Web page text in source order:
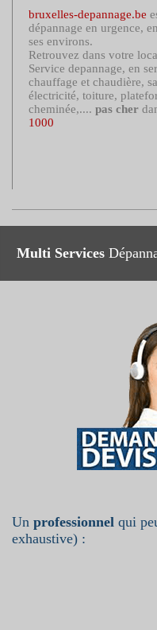
bruxelles-depannage.be
dépannage en urgence,
ses environs.
Retrouvez dans votre
Service depannage, en
chauffage et chaudière,
électricité, toiture,
cheminée,.... pas cher
1000
Multi Services
Un professionnel qui
exhaustive) :